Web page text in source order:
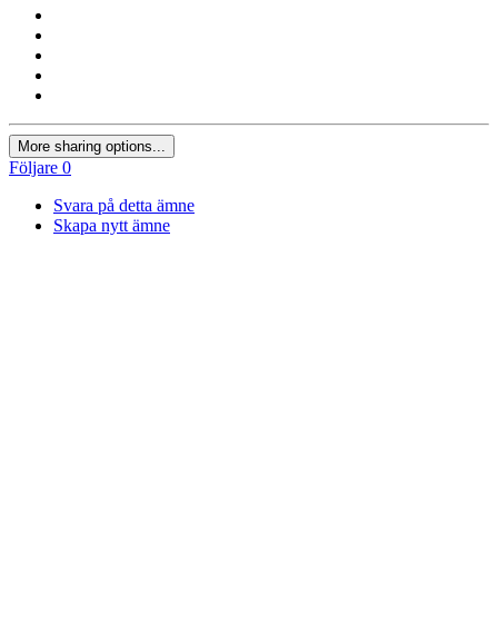
More sharing options...
Följare 0
Svara på detta ämne
Skapa nytt ämne